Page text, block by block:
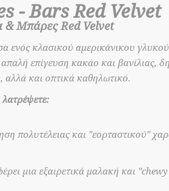
- Bars Red Velvet
& Μπάρες Red Velvet
ενός κλασικού αμερικάνικου
επίγευση κακάο και βανίλιας,
αλλά και οπτικά καθηλωτικό.
λατρέψετε:
πολυτέλειας και "εορταστικού"
μια εξαιρετικά μαλακή και